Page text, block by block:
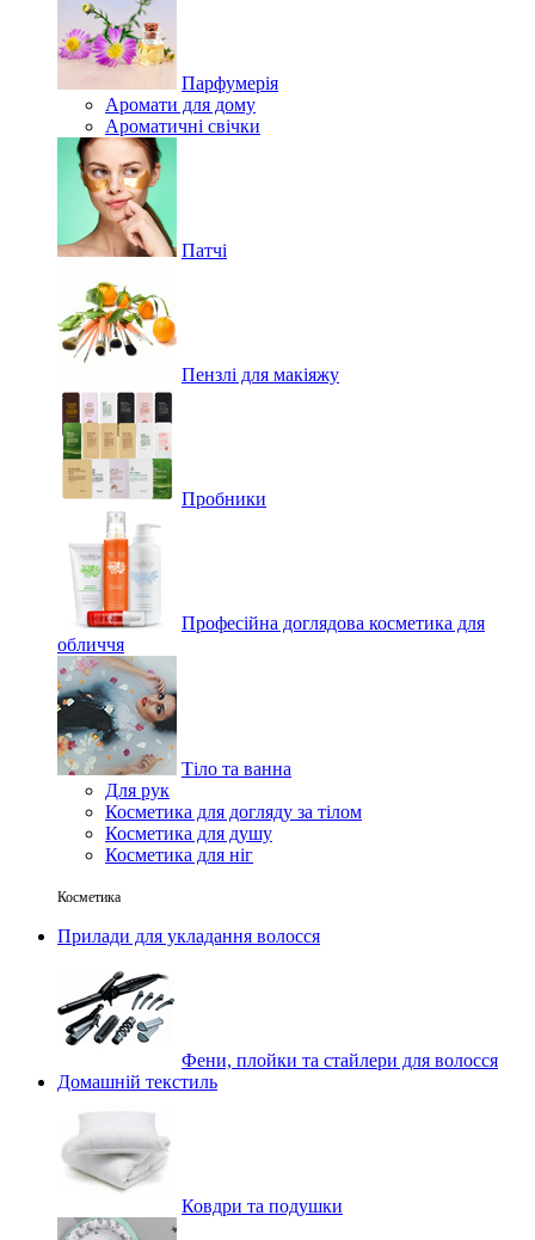
Парфумерія
Аромати для дому
Ароматичні свічки
Патчі
Пензлі для макіяжу
Пробники
Професійна доглядова косметика для
обличчя
Тіло та ванна
Для рук
Косметика для догляду за тілом
Косметика для душу
Косметика для ніг
Косметика
Прилади для укладання волосся
Фени, плойки та стайлери для волосся
Домашній текстиль
Ковдри та подушки